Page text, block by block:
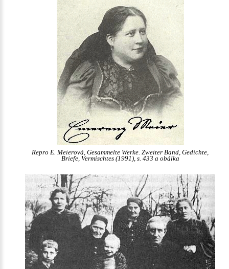
Repro E. Meierová, Gesammelte Werke. Zweiter Band, Gedichte,
Briefe, Vermischtes (1991), s. 433 a obálka